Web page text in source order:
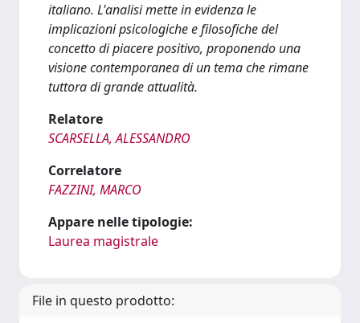
italiano. L'analisi mette in evidenza le
implicazioni psicologiche e filosofiche del
concetto di piacere positivo, proponendo una
visione contemporanea di un tema che rimane
tuttora di grande attualità.
Relatore
SCARSELLA, ALESSANDRO
Correlatore
FAZZINI, MARCO
Appare nelle tipologie:
Laurea magistrale
File in questo prodotto: